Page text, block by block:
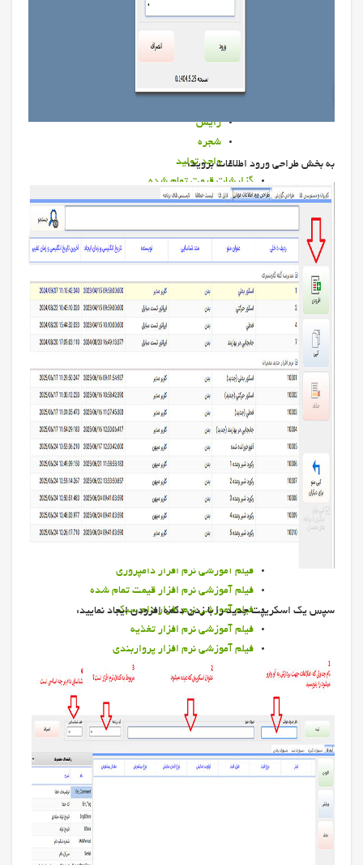
جستجو و گزارش
حذف
خشكي
زايش
شجره
واحد توليد
گزارشات قيمت تمام شده
گزارشات سم چيني
گزارشات تغذیه دام
گزارشات قیمت تمام شده بز
مجموعه گزارشات
نرم افزار گزارش رز
نرم افزار مدیریت دام سبک
نرم افزار سم چيني
نرم افزار سوابق تركيب گله
نرم افزار كنترل ورم پستان
نرم افزار شبیه ساز رایان
نرم افزار کشاورزی
نرم افزار پرواربندی
نرم افزار قيمت تمام شده دام سنگین
برخي خروجي هاي قيمت تمام شده
خدمات
فيلم آموزشي نرم افزار دامپروری
فیلم آموزشی نرم افزار قیمت تمام شده
فیلم آموزشی نرم افزار دام سبک
فیلم آموزشی نرم افزار تغذیه
فیلم آموزشی نرم افزار پرواربندي
فیلم آموزشی نرم افزار كشاورزي
فیلم آموزشی نرم افزار ورم پستان
فیلم آموزشی نرم افزار رایان
دانلود فایلهای آموزشی و اطلاع رسانی نرم افزارهای مدیران
به بخش طراحی ورود اطلاعات بروید:
سپس یک اسکریپت جدید را با زدن دکمه افزودن ایجاد نمایید: